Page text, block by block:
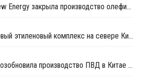
China Coal Mengda New Energy закрыла производство олефинов на ремонт
Sinopec запустила новый этиленовый комплекс на севере Китая
Zhongtian Hechuang возобновила производство ПВД в Китае после профилактики